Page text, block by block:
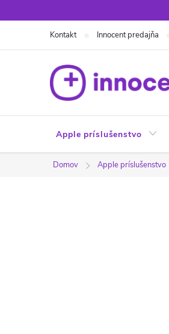
na
Kontakt Innocent predajňa
Apple príslušenstvo
Domov Apple príslušenstvo